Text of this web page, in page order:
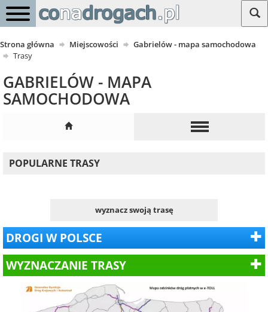
Strona główna Miejscowości
Gabrielów - mapa samochodowa
Trasy
GABRIELÓW - MAPA
SAMOCHODOWA
POPULARNE TRASY
wyznacz swoją trasę
DROGI W POLSCE
WYZNACZANIE TRASY